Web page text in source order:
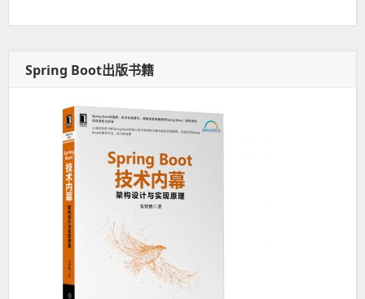
Spring Boot出版书籍